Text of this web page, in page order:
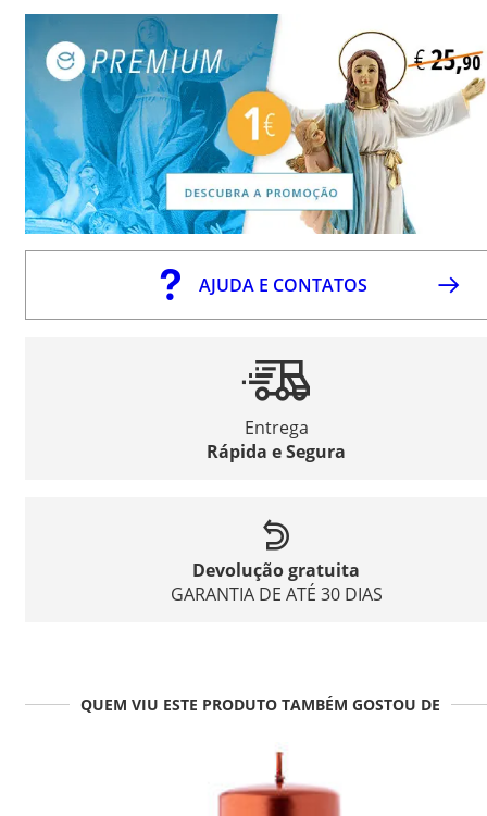
AJUDA E CONTATOS
Entrega
Rápida e Segura
Devolução gratuita
GARANTIA DE ATÉ 30 DIAS
QUEM VIU ESTE PRODUTO TAMBÉM GOSTOU DE